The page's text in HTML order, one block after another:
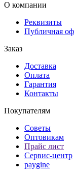
О компании
Реквизиты
Публичная
Заказ
Доставка
Оплата
Гарантия
Контакты
Покупателям
Советы
Оптовикам
Прайс лист
Сервис-центр
paygine